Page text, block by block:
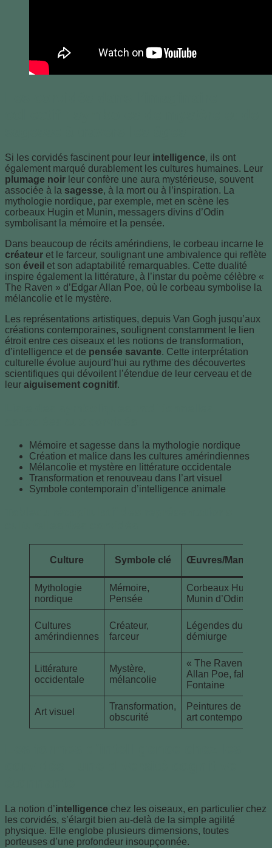
Si les corvidés fascinent pour leur intelligence, ils ont
également marqué durablement les cultures humaines. Leur
plumage noir leur confère une aura mystérieuse, souvent
associée à la sagesse, à la mort ou à l’inspiration. La
mythologie nordique, par exemple, met en scène les
corbeaux Hugin et Munin, messagers divins d’Odin
symbolisant la mémoire et la pensée.
Dans beaucoup de récits amérindiens, le corbeau incarne le
créateur et le farceur, soulignant une ambivalence qui reflète
son éveil et son adaptabilité remarquables. Cette dualité
inspire également la littérature, à l’instar du poème célèbre «
The Raven » d’Edgar Allan Poe, où le corbeau symbolise la
mélancolie et le mystère.
Les représentations artistiques, depuis Van Gogh jusqu’aux
créations contemporaines, soulignent constamment le lien
étroit entre ces oiseaux et les notions de transformation,
d’intelligence et de pensée savante. Cette interprétation
culturelle évolue aujourd’hui au rythme des découvertes
scientifiques qui dévoilent l’étendue de leur cerveau et de
leur aiguisement cognitif.
Mémoire et sagesse dans la mythologie nordique
Création et malice dans les cultures amérindiennes
Mélancolie et mystère en littérature occidentale
Transformation et renouveau dans l’art visuel
Symbole contemporain d’intelligence animale
Culture Symbole clé Œuvres/
Mythologie
nordique
Mémoire,
Pensée
Corbeaux Hugin et
Munin d’Odin
Cultures
amérindiennes
Créateur,
farceur
Légendes du
démiurge
Littérature
occidentale
Mystère,
mélancolie
« The Raven »
Allan Poe, fables
Fontaine
Art visuel
Transformation,
obscurité
Peintures de Van
art contemporain
La notion d’intelligence chez les oiseaux, en particulier chez
les corvidés, s’élargit bien au-delà de la simple agilité
physique. Elle englobe plusieurs dimensions, toutes
porteuses d’une profondeur insoupçonnée.